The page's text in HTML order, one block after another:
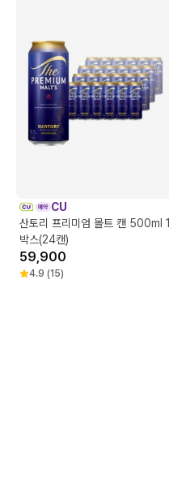
CU
산토리 프리미엄 몰트 캔 500ml 1
박스(24캔)
59,900
4.9 (15)